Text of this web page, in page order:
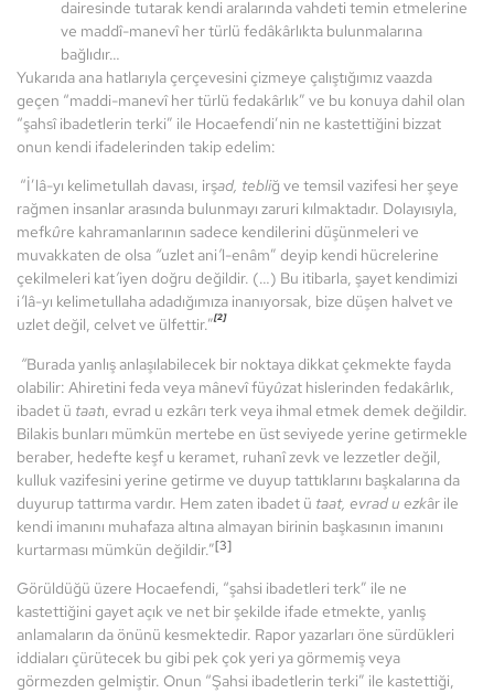
dairesinde tutarak kendi aralarında vahdeti temin etmelerine
ve maddî-manevî her türlü fedâkârlıkta bulunmalarına
bağlıdır…
Yukarıda ana hatlarıyla çerçevesini çizmeye çalıştığımız vaazda
geçen “maddi-manevî her türlü fedakârlık” ve bu konuya dahil olan
“şahsî ibadetlerin terki” ile Hocaefendi’nin ne kastettiğini bizzat
onun kendi ifadelerinden takip edelim:
“İ’lâ-yı kelimetullah davası, irşad, tebliğ ve temsil vazifesi her şeye
rağmen insanlar arasında bulunmayı zaruri kılmaktadır. Dolayısıyla,
mefkûre kahramanlarının sadece kendilerini düşünmeleri ve
muvakkaten de olsa “uzlet ani’l-enâm” deyip kendi hücrelerine
çekilmeleri kat’iyen doğru değildir. (…) Bu itibarla, şayet kendimizi
i’lâ-yı kelimetullaha adadığımıza inanıyorsak, bize düşen halvet ve
uzlet değil, celvet ve ülfettir.”[2]
“Burada yanlış anlaşılabilecek bir noktaya dikkat çekmekte fayda
olabilir: Ahiretini feda veya mânevî füyûzat hislerinden fedakârlık,
ibadet ü taatı, evrad u ezkârı terk veya ihmal etmek demek değildir.
Bilakis bunları mümkün mertebe en üst seviyede yerine getirmekle
beraber, hedefte keşf u keramet, ruhanî zevk ve lezzetler değil,
kulluk vazifesini yerine getirme ve duyup tattıklarını başkalarına da
duyurup tattırma vardır. Hem zaten ibadet ü taat, evrad u ezkâr ile
kendi imanını muhafaza altına almayan birinin başkasının imanını
kurtarması mümkün değildir.”[3]
Görüldüğü üzere Hocaefendi, “şahsi ibadetleri terk” ile ne
kastettiğini gayet açık ve net bir şekilde ifade etmekte, yanlış
anlamaların da önünü kesmektedir. Rapor yazarları öne sürdükleri
iddiaları çürütecek bu gibi pek çok yeri ya görmemiş veya
görmezden gelmiştir. Onun “Şahsi ibadetlerin terki” ile kastettiği,